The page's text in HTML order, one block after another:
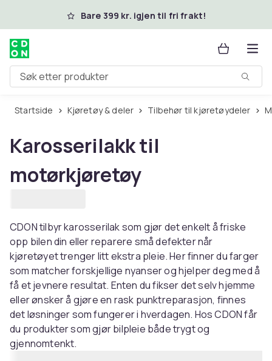
Hopp til hovedinnholdBare 399 kr. igjen til fri frakt!
Søk etter produkter
Startside Kjøretøy & deler Tilbehør til kjøretøydeler
Karosserilakk til
motørkjøretøy
CDON tilbyr karosserilak som gjør det enkelt å friske
opp bilen din eller reparere små defekter når
kjøretøyet trenger litt ekstra pleie. Her finner du farger
som matcher forskjellige nyanser og hjelper deg med å
få et jevnere resultat. Enten du fikser det selv hjemme
eller ønsker å gjøre en rask punktreparasjon, finnes
det løsninger som fungerer i hverdagen. Hos CDON får
du produkter som gjør bilpleie både trygt og
gjennomtenkt.